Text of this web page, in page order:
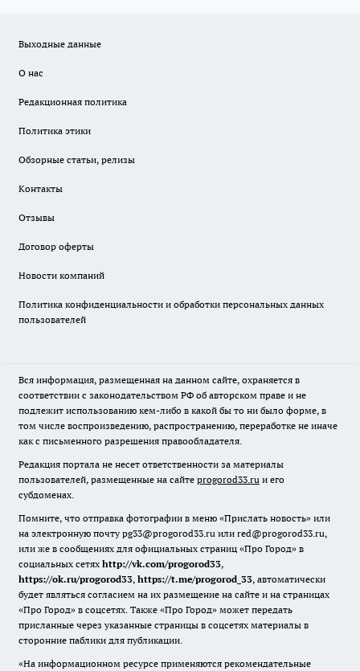
Выходные данные
О нас
Редакционная политика
Политика этики
Обзорные статьи, релизы
Контакты
Отзывы
Договор оферты
Новости компаний
Политика конфиденциальности и обработки персональных данных
пользователей
Вся информация, размещенная на данном сайте, охраняется в
соответствии с законодательством РФ об авторском праве и не
подлежит использованию кем-либо в какой бы то ни было форме, в
том числе воспроизведению, распространению, переработке не иначе
как с письменного разрешения правообладателя.
Редакция портала не несет ответственности за материалы
пользователей, размещенные на сайте progorod33.ru и его
субдоменах.
Помните, что отправка фотографии в меню «Прислать новость» или
на электронную почту pg33@progorod33.ru или red@progorod33.ru,
или же в сообщениях для официальных страниц «Про Город» в
социальных сетях http://vk.com/progorod33,
https://ok.ru/progorod33, https://t.me/progorod_33, автоматически
будет являться согласием на их размещение на сайте и на страницах
«Про Город» в соцсетях. Также «Про Город» может передать
присланные через указанные страницы в соцсетях материалы в
сторонние паблики для публикации.
«На информационном ресурсе применяются рекомендательные